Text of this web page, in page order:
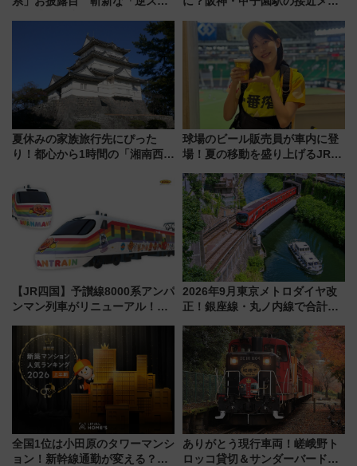
放的な車内空間に注目、デビュ
谷実アレンジの特別仕様へ、8月
5日始発から
夏休みの家族旅行先にぴった
り！都心から1時間の「湘南西エ
島とは異なる魅力を持つ今夏の
注目スポット
球場のビール販売員が車内に登
場！夏の移動を盛り上げるJR九
月7日限定 ソフトバンクホーク
スとコラボ
【JR四国】予讃線8000系アンパ
ンマン列車がリニューアル！内
今年12月
2026年9月東京メトロダイヤ改
正！銀座線・丸ノ内線で合計
全国1位は小田原のタワーマンシ
ョン！新幹線通勤が変える？
ありがとう現行車両！嵯峨野ト
ロッコ貸切＆サンダーバードレ